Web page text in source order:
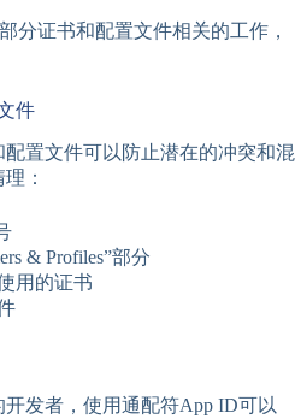
分证书和配置文件相关的工作，
件
置文件可以防止潜在的冲突和混
：
& Profiles”部分
用的证书
发者，使用通配符App ID可以